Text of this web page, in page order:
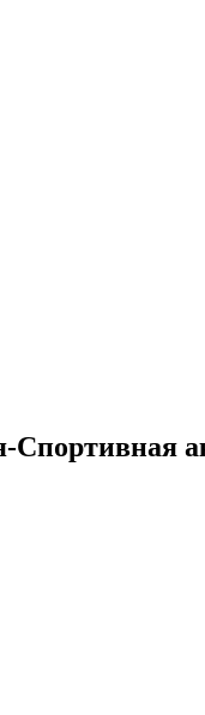
Спортивная